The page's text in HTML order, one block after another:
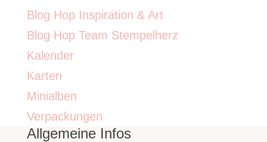
Blog Hop Inspiration & Art
Blog Hop Team Stempelherz
Kalender
Karten
Minialben
Verpackungen
Allgemeine Infos